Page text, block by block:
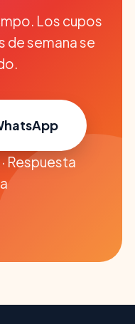
Los cupos
de semana se
Respuesta